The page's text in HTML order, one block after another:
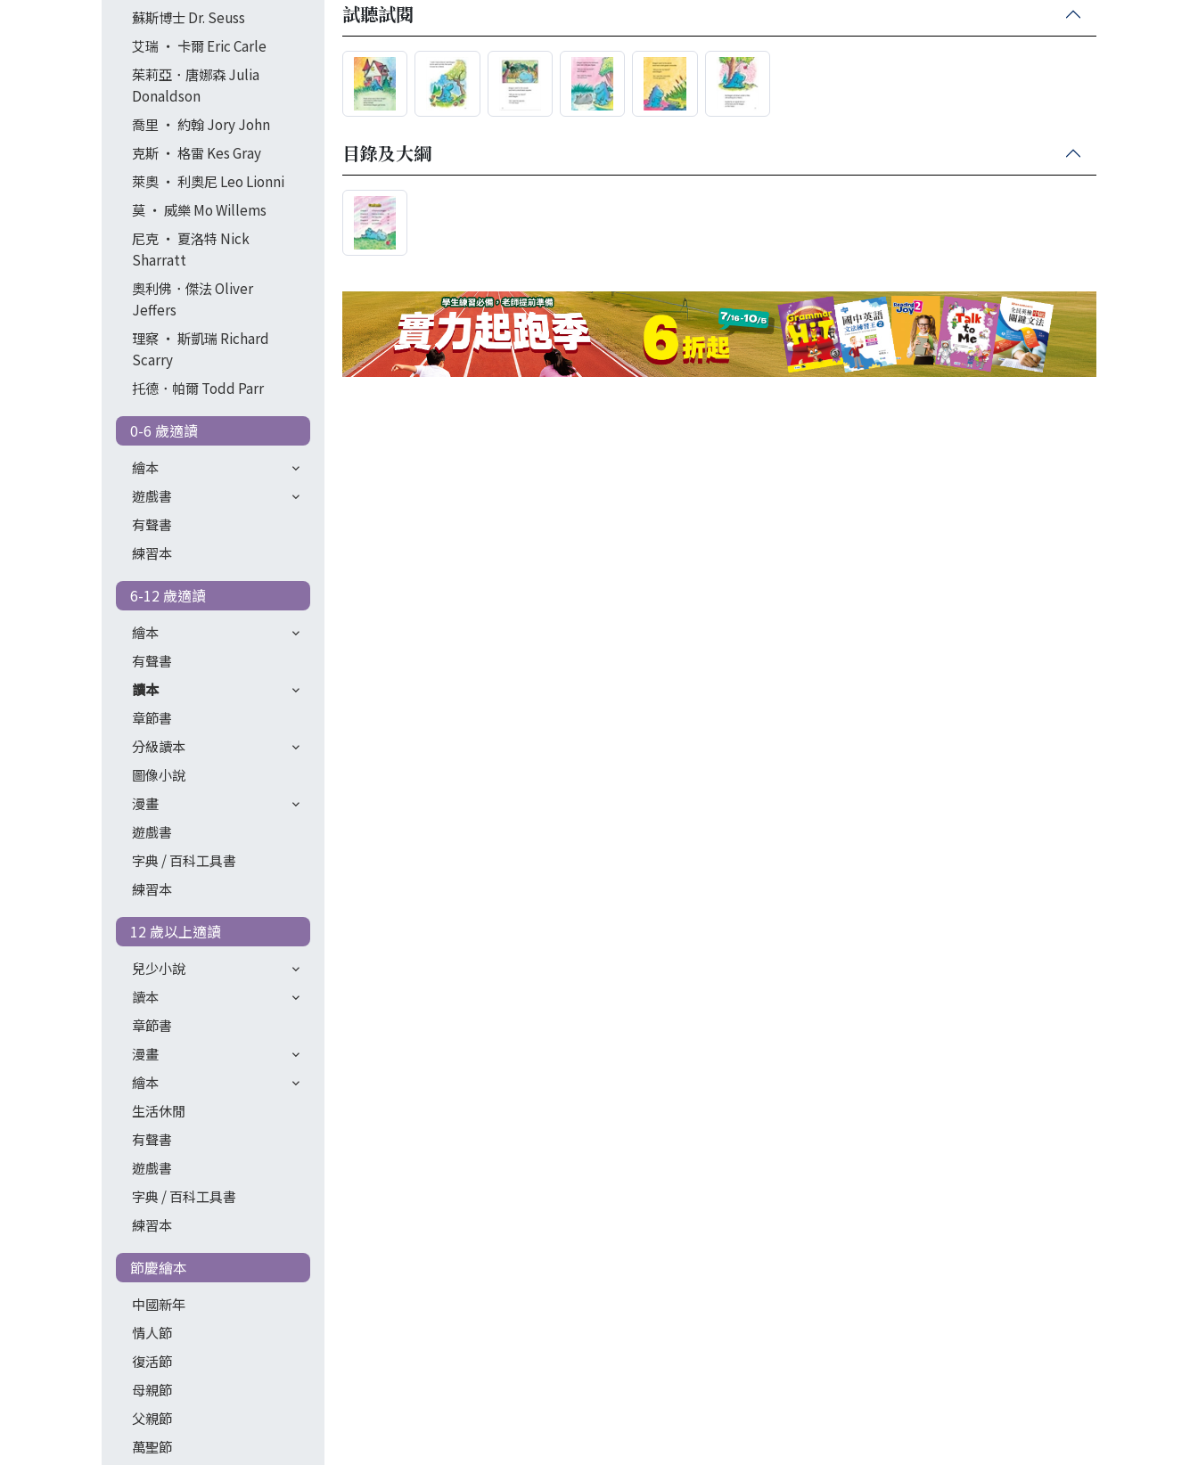
蘇斯博士 Dr. Seuss
艾瑞 ‧ 卡爾 Eric Carle
茱莉亞．唐娜森 Julia
Donaldson
喬里 ‧ 約翰 Jory John
克斯 ‧ 格雷 Kes Gray
萊奧 ‧ 利奧尼 Leo Lionni
莫 ‧ 威樂 Mo Willems
尼克 ‧ 夏洛特 Nick
Sharratt
奧利佛．傑法 Oliver
Jeffers
理察 ‧ 斯凱瑞 Richard
Scarry
托德．帕爾 Todd Parr
0-6 歲適讀
繪本
遊戲書
有聲書
練習本
6-12 歲適讀
繪本
有聲書
讀本
章節書
分級讀本
圖像小說
漫畫
遊戲書
字典 / 百科工具書
練習本
12 歲以上適讀
兒少小說
讀本
章節書
漫畫
繪本
生活休閒
有聲書
遊戲書
字典 / 百科工具書
練習本
節慶繪本
中國新年
情人節
復活節
母親節
父親節
萬聖節
試聽試閱
目錄及大綱